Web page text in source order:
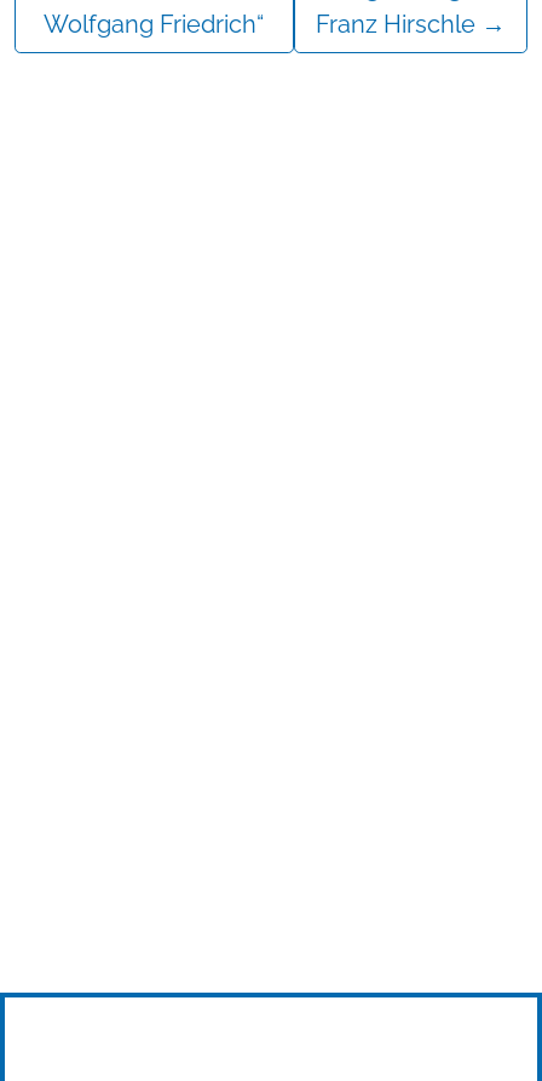
Wolfgang Friedrich“
Franz Hirschle →